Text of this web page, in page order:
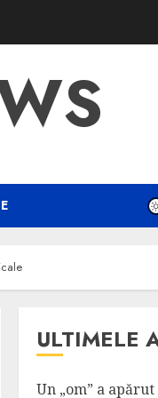
ULTIMELE
Un „om” a